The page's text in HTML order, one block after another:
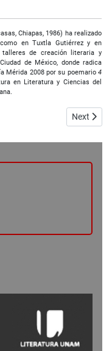
Chiapas, 1986) ha realizado
en Tuxtla Gutiérrez y en
talleres de creación literaria y
de México, donde radica
Mérida 2008 por su poemario 4
en Literatura y Ciencias del
Next
Next